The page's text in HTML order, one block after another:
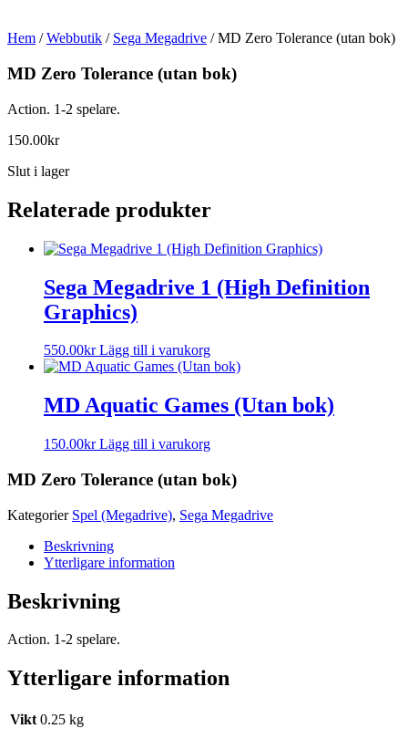
Hem /Webbutik / Sega Megadrive / MD Zero Tolerance (utan bok)
MD Zero Tolerance (utan bok)
Action. 1-2 spelare.
150.00kr
Slut i lager
Relaterade produkter
Sega Megadrive 1 (High Definition
Graphics)
550.00kr Lägg till i varukorg
MD Aquatic Games (Utan bok)
150.00kr Lägg till i varukorg
MD Zero Tolerance (utan bok)
Kategorier Spel (Megadrive), Sega Megadrive
Beskrivning
Ytterligare information
Beskrivning
Action. 1-2 spelare.
Ytterligare information
Vikt 0.25 kg